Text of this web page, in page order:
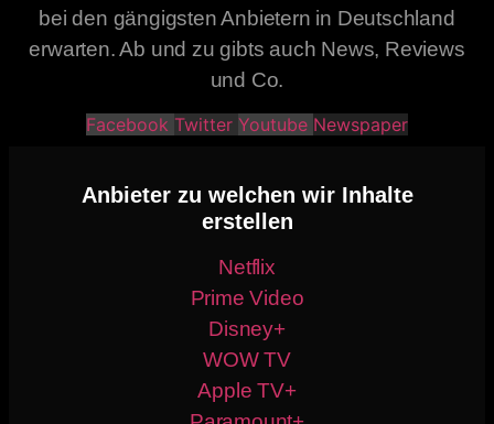
bei den gängigsten Anbietern in Deutschland
erwarten. Ab und zu gibts auch News, Reviews
und Co.
Facebook Twitter Youtube Newspaper
Anbieter zu welchen wir Inhalte
erstellen
Netflix
Prime Video
Disney+
WOW TV
Apple TV+